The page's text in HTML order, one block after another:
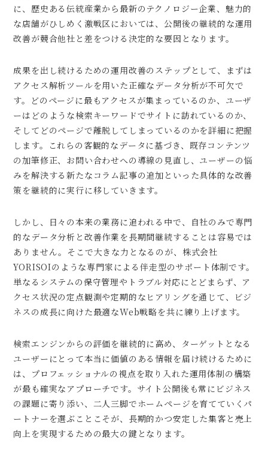
に、歴史ある伝統産業から最新のテクノロジー企業、魅力的
な店舗がひしめく激戦区においては、公開後の継続的な運用
改善が競合他社と差をつける決定的な要因となります。
成果を出し続けるための運用改善のステップとして、まずは
アクセス解析ツールを用いた正確なデータ分析が不可欠で
す。どのページに最もアクセスが集まっているのか、ユーザ
ーはどのような検索キーワードでサイトに訪れているのか、
そしてどのページで離脱してしまっているのかを詳細に把握
します。これらの客観的なデータに基づき、既存コンテンツ
の加筆修正、お問い合わせへの導線の見直し、ユーザーの悩
みを解決する新たなコラム記事の追加といった具体的な改善
策を継続的に実行に移していきます。
しかし、日々の本来の業務に追われる中で、自社のみで専門
的なデータ分析と改善作業を長期間継続することは容易では
ありません。そこで大きな力となるのが、株式会社
YORISOIのような専門家による伴走型のサポート体制です。
単なるシステムの保守管理やトラブル対応にとどまらず、ア
クセス状況の定点観測や定期的なヒアリングを通じて、ビジ
ネスの成長に向けた最適なWeb戦略を共に練り上げます。
検索エンジンからの評価を継続的に高め、ターゲットとなる
ユーザーにとって本当に価値のある情報を届け続けるために
は、プロフェッショナルの視点を取り入れた運用体制の構築
が最も確実なアプローチです。サイト公開後も常にビジネス
の課題に寄り添い、二人三脚でホームページを育てていくパ
ートナーを選ぶことこそが、長期的かつ安定した集客と売上
向上を実現するための最大の鍵となります。